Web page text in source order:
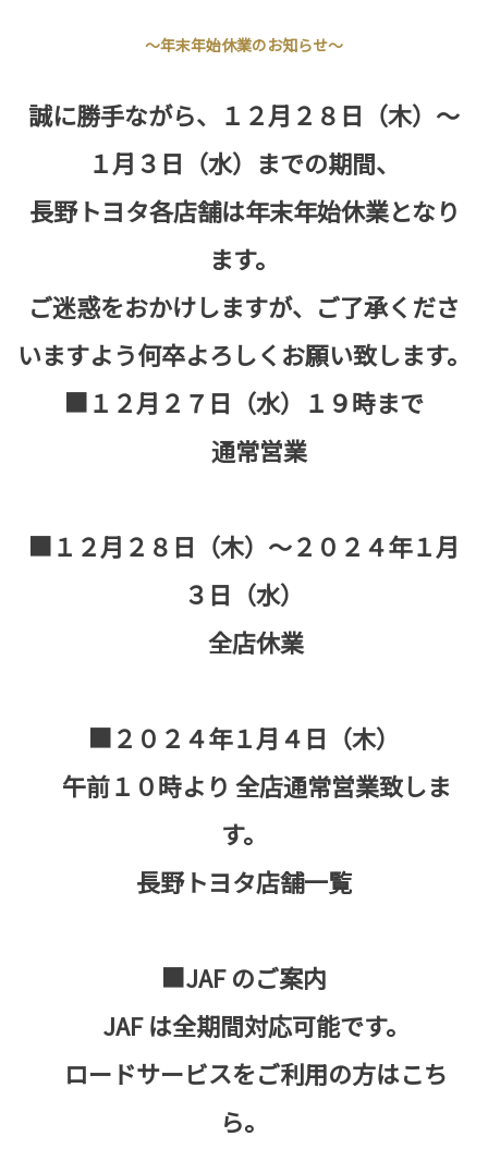
～年末年始休業のお知らせ～
誠に勝手ながら、１２月２８日（木）～
１月３日（水）までの期間、
長野トヨタ各店舗は年末年始休業となり
ます。
ご迷惑をおかけしますが、ご了承くださ
いますよう何卒よろしくお願い致します。
■１２月２７日（水）１９時まで
通常営業
■１２月２８日（木）～２０２４年１月
３日（水）
全店休業
■２０２４年１月４日（木）
午前１０時より 全店通常営業致しま
す。
長野トヨタ店舗一覧
■JAF のご案内
JAF は全期間対応可能です。
ロードサービスをご利用の方はこち
ら。